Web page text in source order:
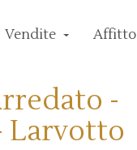
Vendite Affitto
-
Larvotto